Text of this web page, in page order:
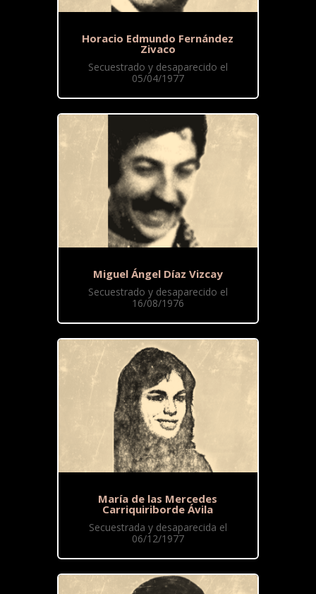
Horacio Edmundo Fernández
Zivaco
Secuestrado y desaparecido el
05/04/1977
Miguel Ángel Díaz Vizcay
Secuestrado y desaparecido el
16/08/1976
María de las Mercedes
Carriquiriborde Ávila
Secuestrada y desaparecida el
06/12/1977